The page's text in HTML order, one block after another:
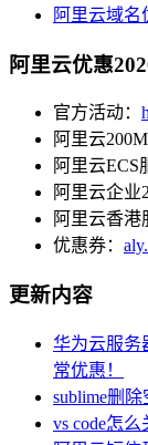
阿里云域名
阿里云优惠
官方活动：
阿里云
阿里云ECS
阿里云企业
阿里云香港
优惠券：
更新内容
华为云服务
常优惠！
sublime删
vs code怎么